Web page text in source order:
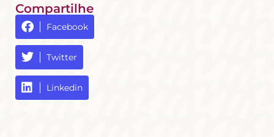
Compartilhe
Facebook
Twitter
Linkedin